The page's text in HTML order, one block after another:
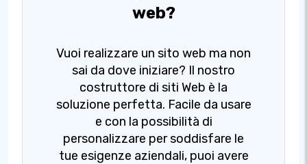
web?
Vuoi realizzare un sito web ma non
sai da dove iniziare? Il nostro
costruttore di siti Web è la
soluzione perfetta. Facile da usare
e con la possibilità di
personalizzare per soddisfare le
tue esigenze aziendali, puoi avere